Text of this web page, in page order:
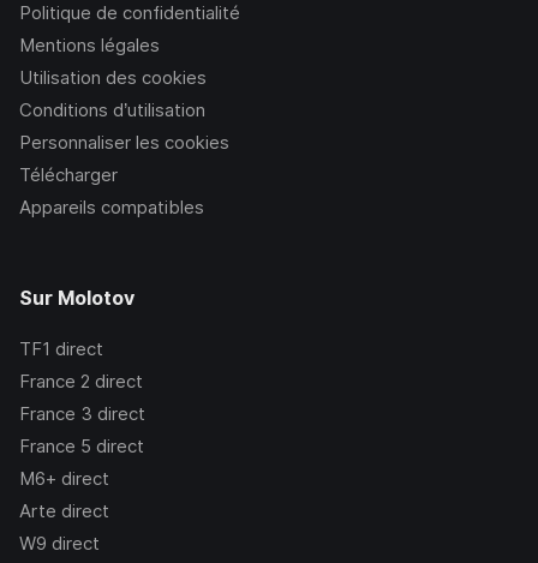
Politique de confidentialité
Mentions légales
Utilisation des cookies
Conditions d’utilisation
Personnaliser les cookies
Télécharger
Appareils compatibles
Sur Molotov
TF1 direct
France 2 direct
France 3 direct
France 5 direct
M6+ direct
Arte direct
W9 direct